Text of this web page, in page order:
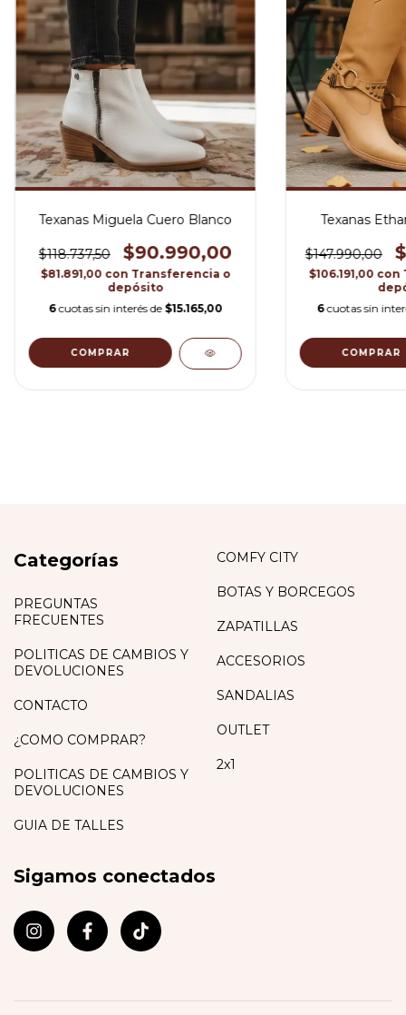
Texanas Miguela Cuero Blanco
$118.737,50 $90.990,00
$81.891,00 con Transferencia o
depósito
6 cuotas sin interés de $15.165,00
COMPRAR
Texanas
$147.990,00
$106.191,00 con
6 cuotas sin
COMPRAR
Categorías
PREGUNTAS
FRECUENTES
POLITICAS DE CAMBIOS Y
DEVOLUCIONES
CONTACTO
¿COMO COMPRAR?
POLITICAS DE CAMBIOS Y
DEVOLUCIONES
GUIA DE TALLES
COMFY CITY
BOTAS Y BORCEGOS
ZAPATILLAS
ACCESORIOS
SANDALIAS
OUTLET
2x1
Sigamos conectados